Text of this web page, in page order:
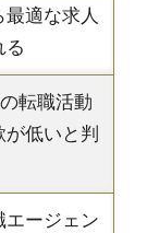
適な求人
る
転職活動
が低いと判
エージェン